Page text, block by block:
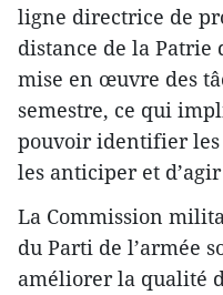
ligne directrice de
distance de la
mise en œuvre des
semestre, ce qui
pouvoir identifier
les anticiper et
La Commission
du Parti de l’armée
améliorer la qualité